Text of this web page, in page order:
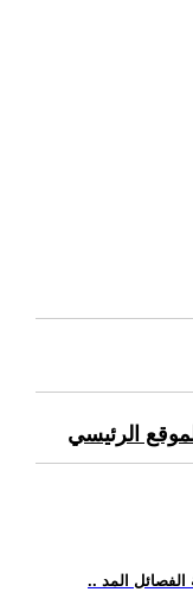
الرئيسي
الفصائل المد